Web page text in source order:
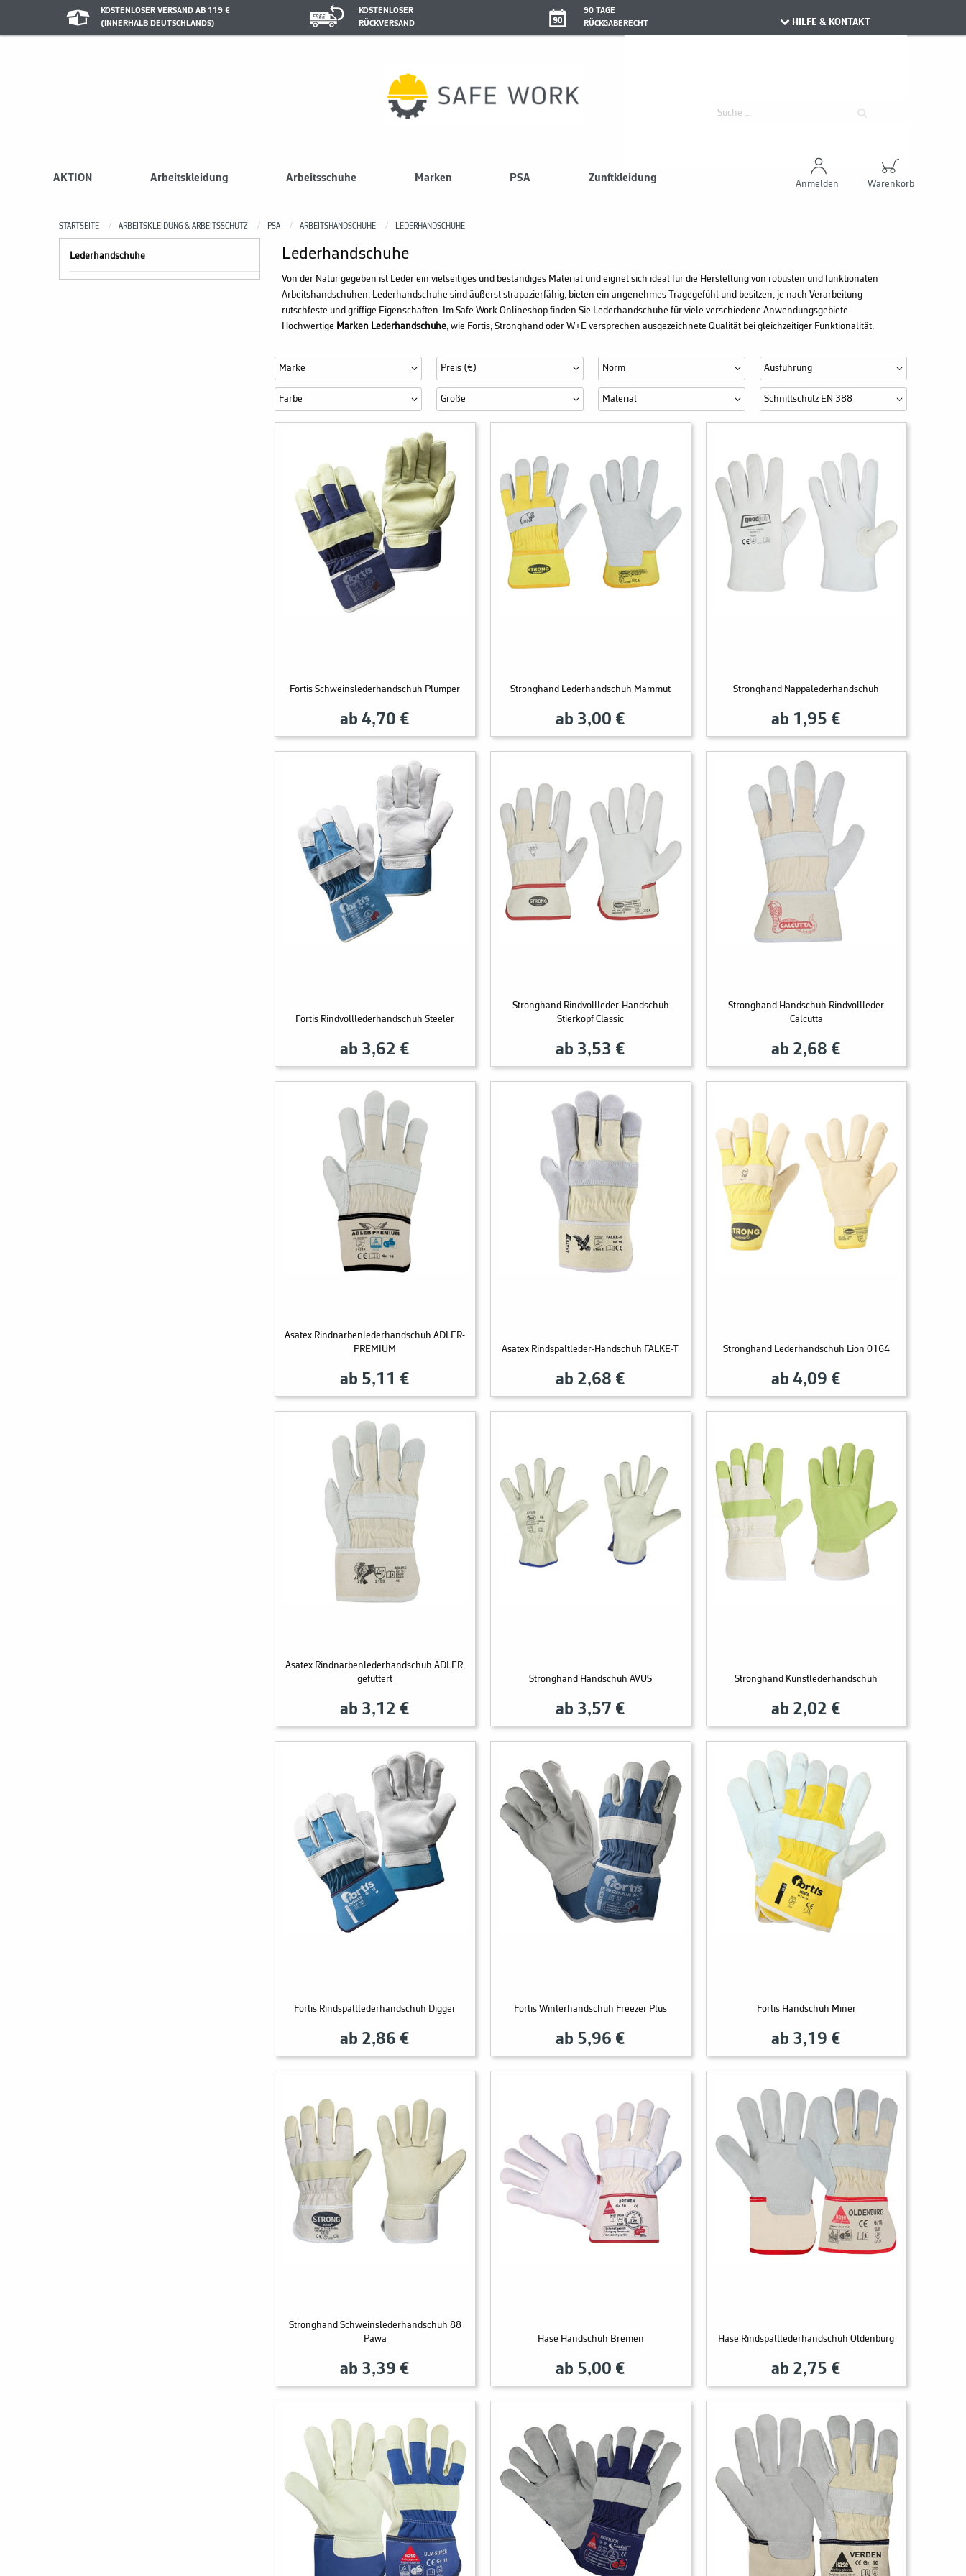
KOSTENLOSER VERSAND AB 119 €
(INNERHALB DEUTSCHLANDS)
KOSTENLOSER
RÜCKVERSAND
90 TAGE
RÜCKGABERECHT
HILFE & KONTAKT
AKTION Arbeitskleidung Arbeitsschuhe Marken PSA Zunftkleidung
Anmelden Warenkorb
STARTSEITE ARBEITSKLEIDUNG & ARBEITSSCHUTZ PSA ARBEITSHANDSCHUHE LEDERHANDSCHUHE
Lederhandschuhe Lederhandschuhe
Von der Natur gegeben ist Leder ein vielseitiges und beständiges Material und eignet sich ideal für die Herstellung von robusten und funktionalen
Arbeitshandschuhen. Lederhandschuhe sind äußerst strapazierfähig, bieten ein angenehmes Tragegefühl und besitzen, je nach Verarbeitung
rutschfeste und griffige Eigenschaften. Im Safe Work Onlineshop finden Sie Lederhandschuhe für viele verschiedene Anwendungsgebiete.
Hochwertige Marken Lederhandschuhe, wie Fortis, Stronghand oder W+E versprechen ausgezeichnete Qualität bei gleichzeitiger Funktionalität.
Marke Preis (€) Norm Ausführung
Farbe Größe Material Schnittschutz EN 388
Fortis Schweinslederhandschuh Plumper
ab 4,70 €
Stronghand Lederhandschuh Mammut
ab 3,00 €
Stronghand Nappalederhandschuh
ab 1,95 €
Fortis Rindvolllederhandschuh Steeler
ab 3,62 €
Stronghand Rindvollleder-Handschuh
Stierkopf Classic
ab 3,53 €
Stronghand Handschuh Rindvollleder
Calcutta
ab 2,68 €
Asatex Rindnarbenlederhandschuh ADLER-
PREMIUM
ab 5,11 €
Asatex Rindspaltleder-Handschuh FALKE-T
ab 2,68 €
Stronghand Lederhandschuh Lion 0164
ab 4,09 €
Asatex Rindnarbenlederhandschuh ADLER,
gefüttert
ab 3,12 €
Stronghand Handschuh AVUS
ab 3,57 €
Stronghand Kunstlederhandschuh
ab 2,02 €
Fortis Rindspaltlederhandschuh Digger
ab 2,86 €
Fortis Winterhandschuh Freezer Plus
ab 5,96 €
Fortis Handschuh Miner
ab 3,19 €
Stronghand Schweinslederhandschuh 88
Pawa
ab 3,39 €
Hase Handschuh Bremen
ab 5,00 €
Hase Rindspaltlederhandschuh Oldenburg
ab 2,75 €